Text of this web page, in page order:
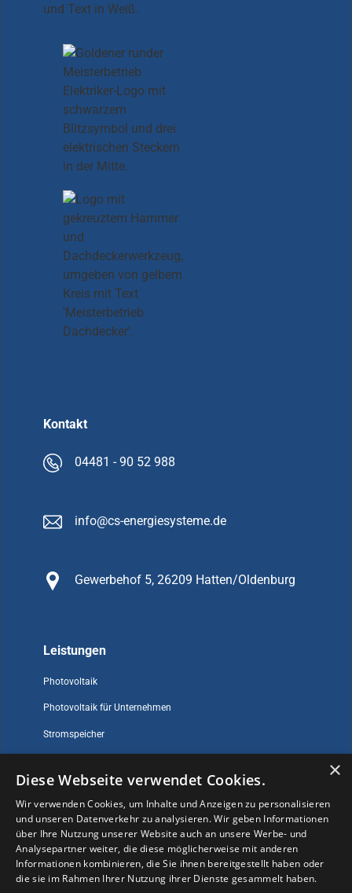
Kontakt
04481 - 90 52 988
info@cs-energiesysteme.de
Gewerbehof 5, 26209 Hatten/Oldenburg
Leistungen
Photovoltaik
Photovoltaik für Unternehmen
Stromspeicher
Sonstiges
Impressum
Datenschutz
Kontakt
×
Diese Webseite verwendet Cookies.
Wir verwenden Cookies, um Inhalte und Anzeigen zu personalisieren
und unseren Datenverkehr zu analysieren. Wir geben Informationen
über Ihre Nutzung unserer Website auch an unsere Werbe- und
Analysepartner weiter, die diese möglicherweise mit anderen
Informationen kombinieren, die Sie ihnen bereitgestellt haben oder
die sie im Rahmen Ihrer Nutzung ihrer Dienste gesammelt haben.